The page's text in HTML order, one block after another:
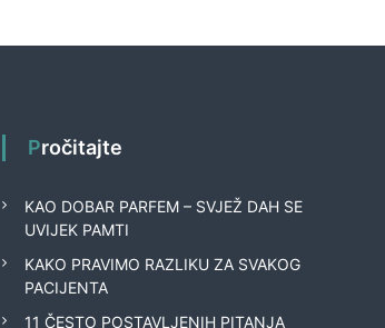
Pročitajte
KAO DOBAR PARFEM – SVJEŽ DAH SE
UVIJEK PAMTI
KAKO PRAVIMO RAZLIKU ZA SVAKOG
PACIJENTA
11 ČESTO POSTAVLJENIH PITANJA